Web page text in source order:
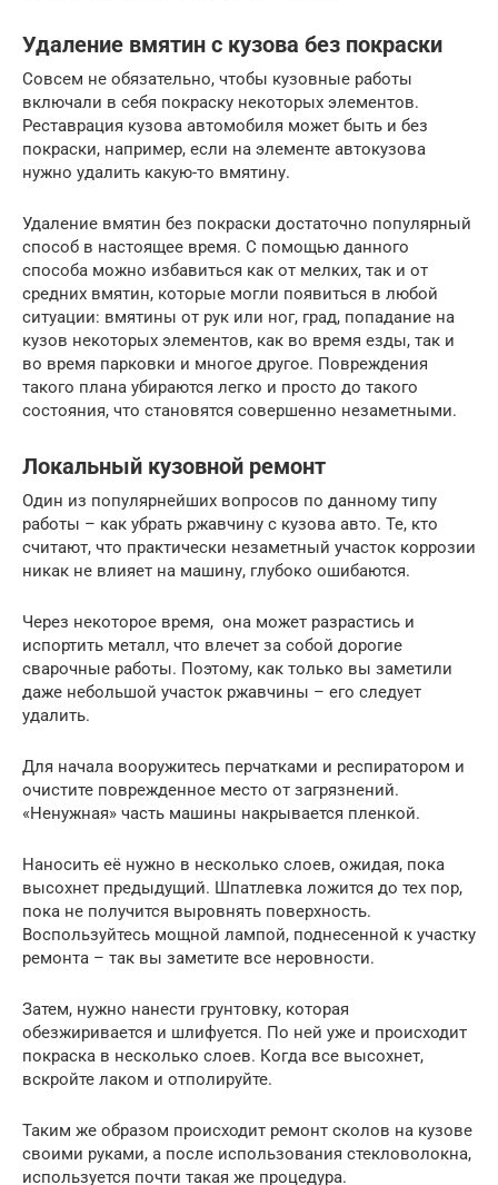
Удаление вмятин с кузова без покраски
Совсем не обязательно, чтобы кузовные работы
включали в себя покраску некоторых элементов.
Реставрация кузова автомобиля может быть и без
покраски, например, если на элементе автокузова
нужно удалить какую-то вмятину.
Удаление вмятин без покраски достаточно популярный
способ в настоящее время. C помощью данного
способа можно избавиться как от мелких, так и от
средних вмятин, которые могли появиться в любой
ситуации: вмятины от рук или ног, град, попадание на
кузов некоторых элементов, как во время езды, так и
во время парковки и многое другое. Повреждения
такого плана убираются легко и просто до такого
состояния, что становятся совершенно незаметными.
Локальный кузовной ремонт
Один из популярнейших вопросов по данному типу
работы – как убрать ржавчину с кузова авто. Те, кто
считают, что практически незаметный участок коррозии
никак не влияет на машину, глубоко ошибаются.
Через некоторое время, она может разрастись и
испортить металл, что влечет за собой дорогие
сварочные работы. Поэтому, как только вы заметили
даже небольшой участок ржавчины – его следует
удалить.
Для начала вооружитесь перчатками и респиратором и
очистите поврежденное место от загрязнений.
«Ненужная» часть машины накрывается пленкой.
Наносить её нужно в несколько слоев, ожидая, пока
высохнет предыдущий. Шпатлевка ложится до тех пор,
пока не получится выровнять поверхность.
Воспользуйтесь мощной лампой, поднесенной к участку
ремонта – так вы заметите все неровности.
Затем, нужно нанести грунтовку, которая
обезжиривается и шлифуется. По ней уже и происходит
покраска в несколько слоев. Когда все высохнет,
вскройте лаком и отполируйте.
Таким же образом происходит ремонт сколов на кузове
своими руками, а после использования стекловолокна,
используется почти такая же процедура.